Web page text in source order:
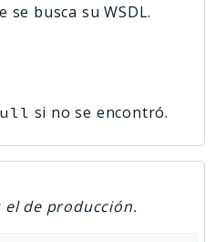
se busca su WSDL.
si no se encontró.
el de producción.